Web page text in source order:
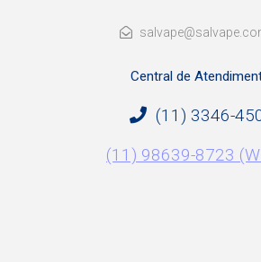
Central de
(11) 3346-
(11) 98639-8723